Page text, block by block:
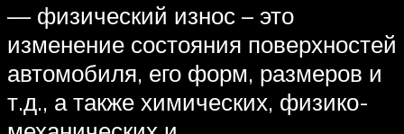
— физический износ – это
изменение состояния поверхностей
автомобиля, его форм, размеров и
т.д., а также химических, физико-